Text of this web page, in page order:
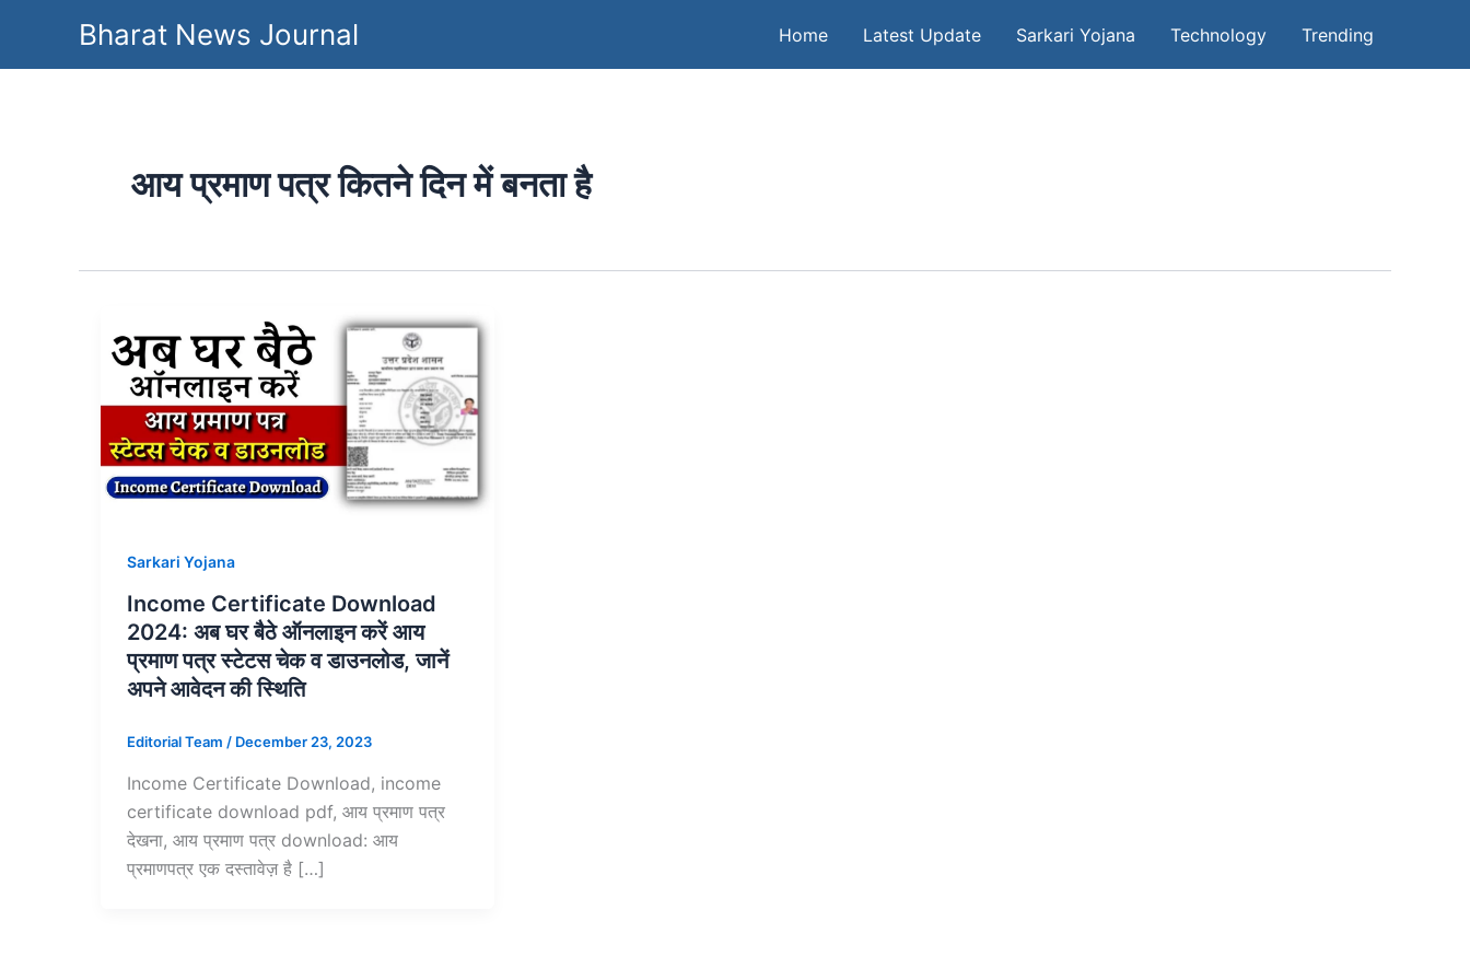
content
Bharat News Journal Home Latest Update Sarkari Yojana Technology Trending
आय प्रमाण पत्र कितने दिन में बनता है
Sarkari Yojana
Income Certificate Download
2024: अब घर बैठे ऑनलाइन करें आय
प्रमाण पत्र स्टेटस चेक व डाउनलोड, जानें
अपने आवेदन की स्थिति
Editorial Team / December 23, 2023
Income Certificate Download, income
certificate download pdf, आय प्रमाण पत्र
देखना, आय प्रमाण पत्र download: आय
प्रमाणपत्र एक दस्तावेज़ है […]